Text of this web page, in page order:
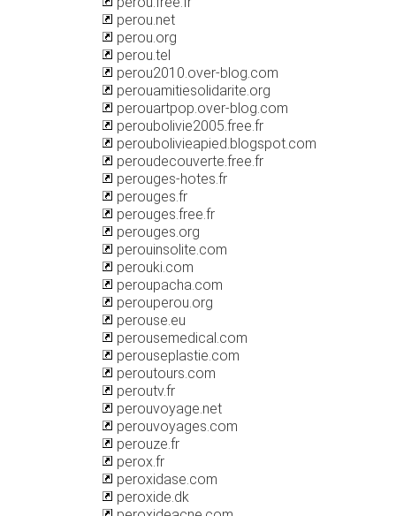
perou.net
perou.org
perou.tel
perou2010.over-blog.com
perouamitiesolidarite.org
perouartpop.over-blog.com
peroubolivie2005.free.fr
peroubolivieapied.blogspot.com
peroudecouverte.free.fr
perouges-hotes.fr
perouges.fr
perouges.free.fr
perouges.org
perouinsolite.com
perouki.com
peroupacha.com
perouperou.org
perouse.eu
perousemedical.com
perouseplastie.com
peroutours.com
peroutv.fr
perouvoyage.net
perouvoyages.com
perouze.fr
perox.fr
peroxidase.com
peroxide.dk